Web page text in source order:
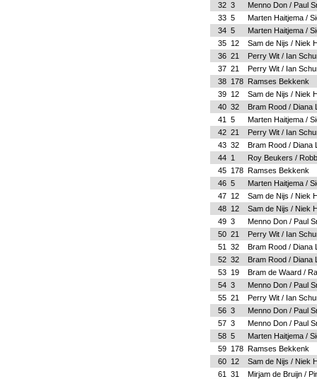
32 3
Menno Don / Paul
33 5
Marten Haitjema /
34 5
Marten Haitjema /
35 12
Sam de Nijs / Niek
36 21
Perry Wit / Ian
37 21
Perry Wit / Ian
38 178 Ramses Bekkenk
39 12
Sam de Nijs / Niek
40 32
Bram Rood / Diana
41
5
Marten Haitjema /
42 21
Perry Wit / Ian
43 32
Bram Rood / Diana
44 1
Roy Beukers /
45 178 Ramses Bekkenk
46 5
Marten Haitjema /
47 12
Sam de Nijs / Niek
48 12
Sam de Nijs / Niek
49 3
Menno Don / Paul
50 21
Perry Wit / Ian
51
32
Bram Rood / Diana
52 32
Bram Rood / Diana
53 19
Bram de Waard /
54 3
Menno Don / Paul
55 21
Perry Wit / Ian
56 3
Menno Don / Paul
57 3
Menno Don / Paul
58 5
Marten Haitjema /
59 178 Ramses Bekkenk
60 12
Sam de Nijs / Niek
61
31
Mirjam de Bruijn /